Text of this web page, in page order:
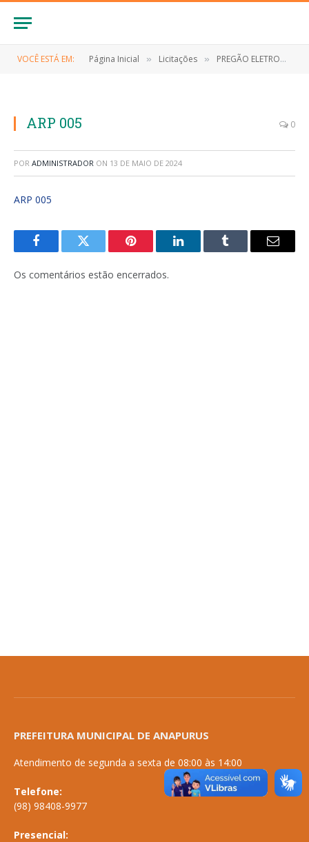
VOCÊ ESTÁ EM: Página Inicial » Licitações » PREGÃO ELETRONICO Nº 025/2023/SRP (Contratação de empresa especializada para fornecimento de materiais de consumo (expediente))
ARP 005 0
POR ADMINISTRADOR ON 13 DE MAIO DE 2024
ARP 005
FacebookTwitter Pinterest LinkedInTumblr
E-
Os comentários estão encerrados.
PREFEITURA MUNICIPAL DE ANAPURUS
Atendimento de segunda a sexta de 08:00 às 14:00
Telefone:
(98) 98408-9977
Presencial: